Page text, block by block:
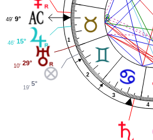
1
2
3
4
9°
49'
15°
46'
29°
10'
5°
19'